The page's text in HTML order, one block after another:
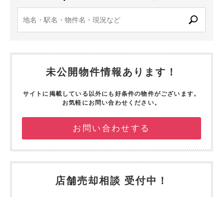
未公開物件情報あります！
サイトに掲載している以外にも好条件の物件がございます。
お気軽にお問い合わせください。
お問い合わせする
店舗売却相談 受付中！